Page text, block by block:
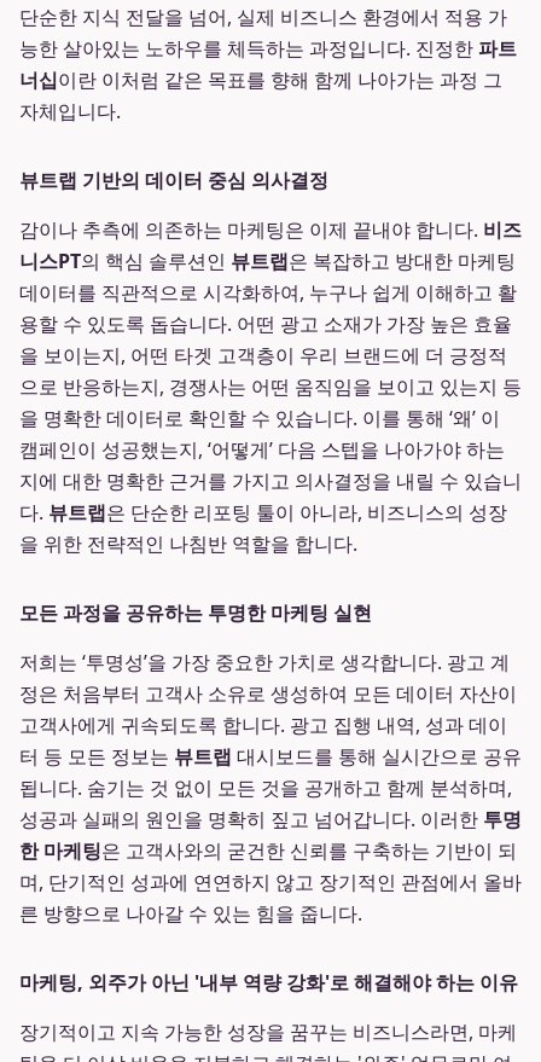
단순한 지식 전달을 넘어, 실제 비즈니스 환경에서 적용 가
능한 살아있는 노하우를 체득하는 과정입니다. 진정한파트
너십이란 이처럼 같은 목표를 향해 함께 나아가는 과정 그
자체입니다.
뷰트랩 기반의 데이터 중심 의사결정
감이나 추측에 의존하는 마케팅은 이제 끝내야 합니다. 비즈
니스PT의 핵심 솔루션인 뷰트랩은 복잡하고 방대한 마케팅
데이터를 직관적으로 시각화하여, 누구나 쉽게 이해하고 활
용할 수 있도록 돕습니다. 어떤 광고 소재가 가장 높은 효율
을 보이는지, 어떤 타겟 고객층이 우리 브랜드에 더 긍정적
으로 반응하는지, 경쟁사는 어떤 움직임을 보이고 있는지 등
을 명확한 데이터로 확인할 수 있습니다. 이를 통해 ‘왜’ 이
캠페인이 성공했는지, ‘어떻게’ 다음 스텝을 나아가야 하는
지에 대한 명확한 근거를 가지고 의사결정을 내릴 수 있습니
다. 뷰트랩은 단순한 리포팅 툴이 아니라, 비즈니스의 성장
을 위한 전략적인 나침반 역할을 합니다.
모든 과정을 공유하는 투명한 마케팅 실현
저희는 ‘투명성’을 가장 중요한 가치로 생각합니다. 광고 계
정은 처음부터 고객사 소유로 생성하여 모든 데이터 자산이
고객사에게 귀속되도록 합니다. 광고 집행 내역, 성과 데이
터 등 모든 정보는 뷰트랩 대시보드를 통해 실시간으로 공유
됩니다. 숨기는 것 없이 모든 것을 공개하고 함께 분석하며,
성공과 실패의 원인을 명확히 짚고 넘어갑니다. 이러한 투명
한 마케팅은 고객사와의 굳건한 신뢰를 구축하는 기반이 되
며, 단기적인 성과에 연연하지 않고 장기적인 관점에서 올바
른 방향으로 나아갈 수 있는 힘을 줍니다.
마케팅, 외주가 아닌 '내부 역량 강화'로 해결해야 하는 이유
장기적이고 지속 가능한 성장을 꿈꾸는 비즈니스라면, 마케